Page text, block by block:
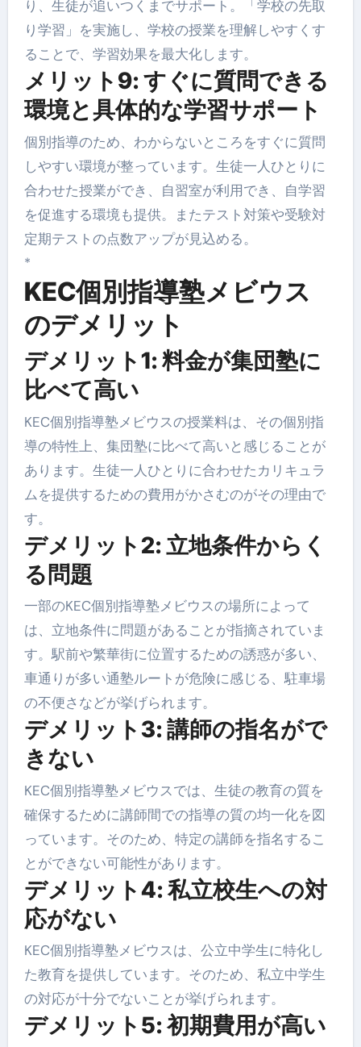
り、生徒が追いつくまでサポート。「学校の先取
り学習」を実施し、学校の授業を理解しやすくす
ることで、学習効果を最大化します。
メリット9: すぐに質問できる
環境と具体的な学習サポート
個別指導のため、わからないところをすぐに質問
しやすい環境が整っています。生徒一人ひとりに
合わせた授業ができ、自習室が利用でき、自学習
を促進する環境も提供。またテスト対策や受験対
定期テストの点数アップが見込める。
*
KEC個別指導塾メビウス
のデメリット
デメリット1: 料金が集団塾に
比べて高い
KEC個別指導塾メビウスの授業料は、その個別指
導の特性上、集団塾に比べて高いと感じることが
あります。生徒一人ひとりに合わせたカリキュラ
ムを提供するための費用がかさむのがその理由で
す。
デメリット2: 立地条件からく
る問題
一部のKEC個別指導塾メビウスの場所によって
は、立地条件に問題があることが指摘されていま
す。駅前や繁華街に位置するための誘惑が多い、
車通りが多い通塾ルートが危険に感じる、駐車場
の不便さなどが挙げられます。
デメリット3: 講師の指名がで
きない
KEC個別指導塾メビウスでは、生徒の教育の質を
確保するために講師間での指導の質の均一化を図
っています。そのため、特定の講師を指名するこ
とができない可能性があります。
デメリット4: 私立校生への対
応がない
KEC個別指導塾メビウスは、公立中学生に特化し
た教育を提供しています。そのため、私立中学生
の対応が十分でないことが挙げられます。
デメリット5: 初期費用が高い